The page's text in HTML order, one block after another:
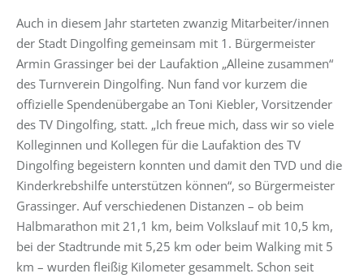
Auch in diesem Jahr starteten zwanzig Mitarbeiter/innen
der Stadt Dingolfing gemeinsam mit 1. Bürgermeister
Armin Grassinger bei der Laufaktion „Alleine zusammen“
des Turnverein Dingolfing. Nun fand vor kurzem die
offizielle Spendenübergabe an Toni Kiebler, Vorsitzender
des TV Dingolfing, statt. „Ich freue mich, dass wir so viele
Kolleginnen und Kollegen für die Laufaktion des TV
Dingolfing begeistern konnten und damit den TVD und die
Kinderkrebshilfe unterstützen können“, so Bürgermeister
Grassinger. Auf verschiedenen Distanzen – ob beim
Halbmarathon mit 21,1 km, beim Volkslauf mit 10,5 km,
bei der Stadtrunde mit 5,25 km oder beim Walking mit 5
km – wurden fleißig Kilometer gesammelt. Schon seit